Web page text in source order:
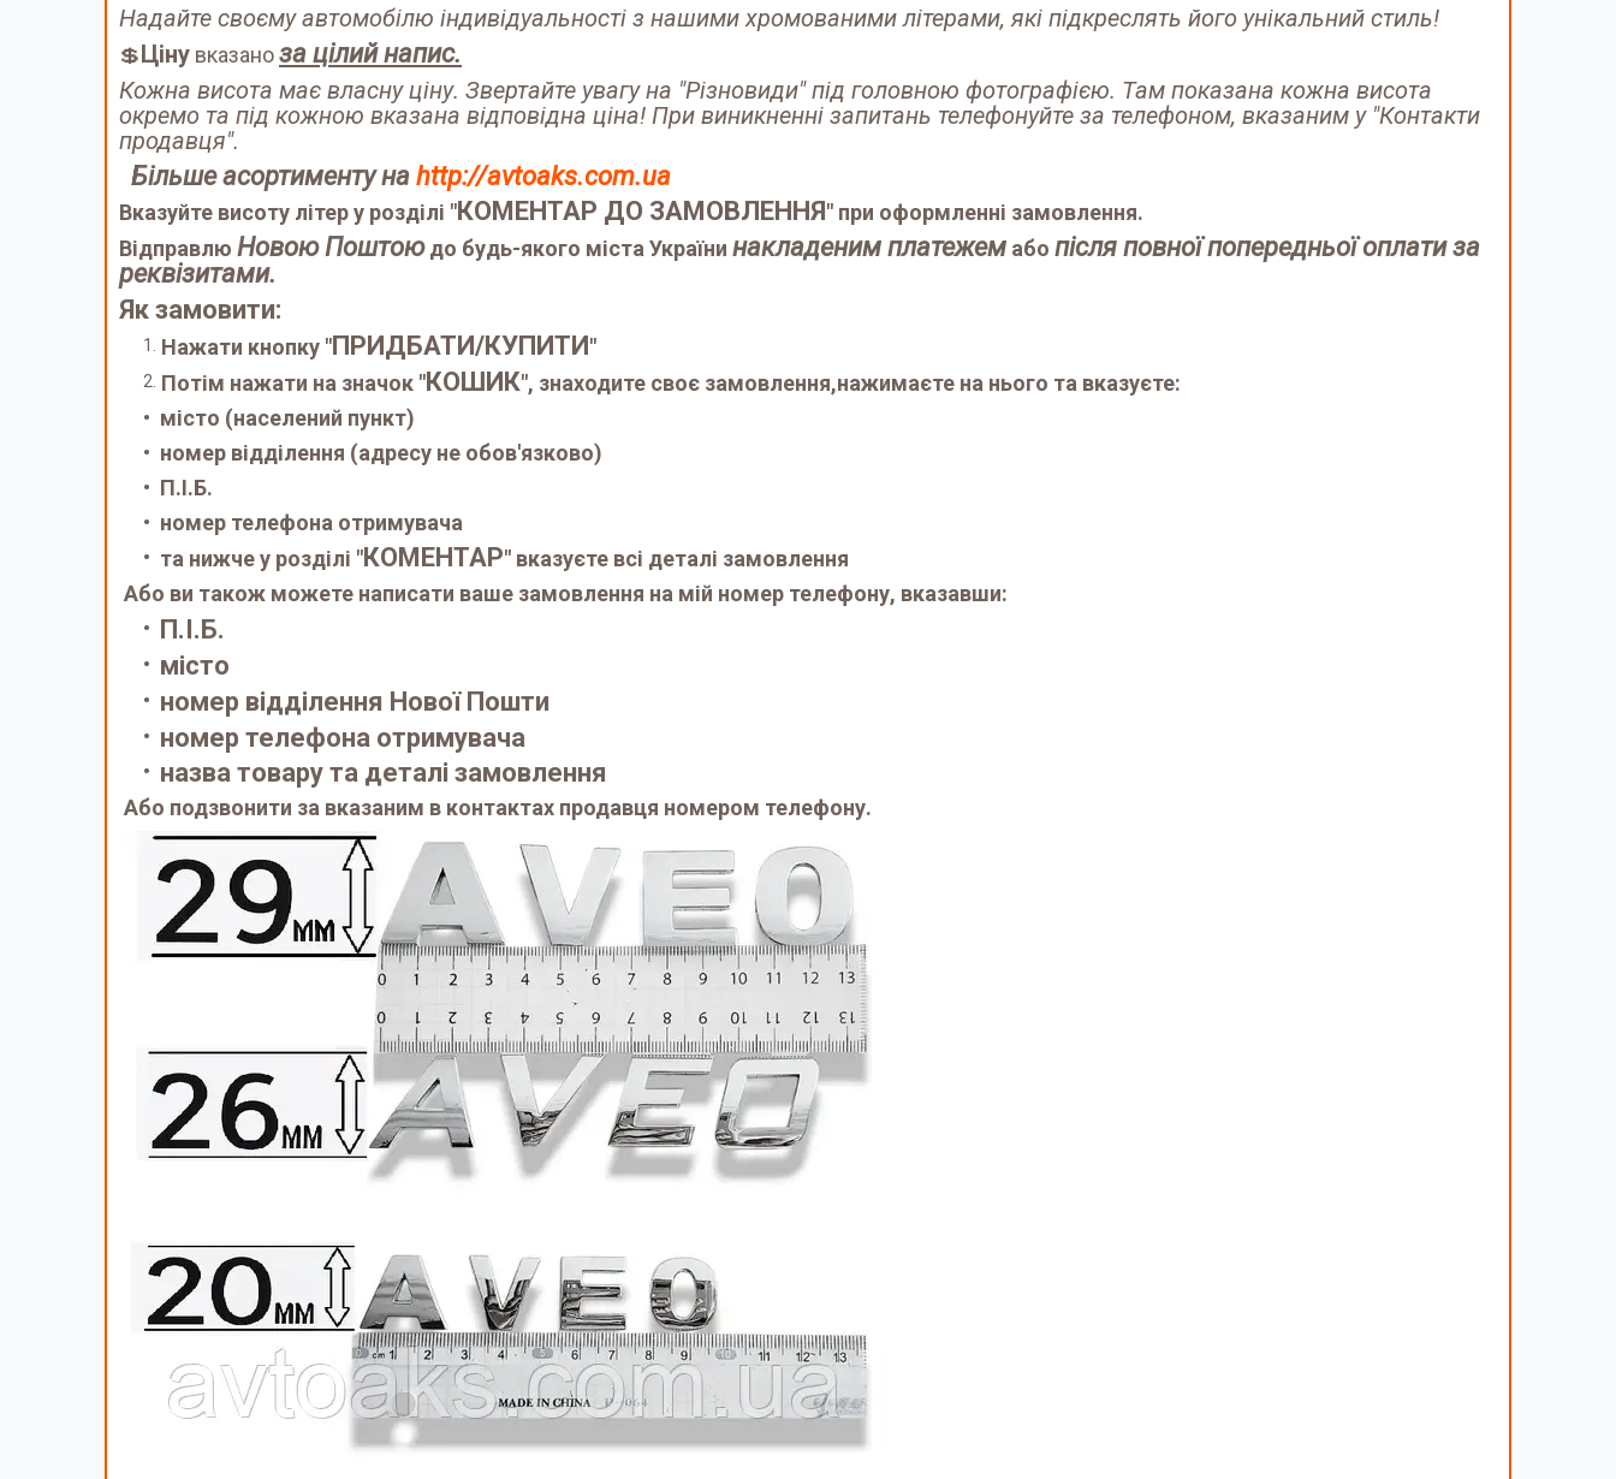
Надайте своєму автомобілю індивідуальності з нашими хромованими літерами, які підкреслять його унікальний стиль!
💲Ціну вказаноза цілий напис.
Кожна висота має власну ціну. Звертайте увагу на "Різновиди" під головною фотографією. Там показана кожна висота
окремо та під кожною вказана відповідна ціна! При виникненні запитань телефонуйте за телефоном, вказаним у "Контакти
продавця".
Більше асортименту на http://avtoaks.com.ua
Вказуйте висоту літер у розділі "КОМЕНТАР ДО ЗАМОВЛЕННЯ" при оформленні замовлення.
Відправлю Новою Поштоюдо будь-якого міста України накладеним платежем або після повної попередньої оплати за
реквізитами.
Як замовити:
Нажати кнопку "ПРИДБАТИ/КУПИТИ"
Потім нажати на значок "КОШИК", знаходите своє замовлення,нажимаєте на нього та вказуєте:
місто (населений пункт)
номер відділення (адресу не обов'язково)
П.І.Б.
номер телефона отримувача
та нижче у розділі "КОМЕНТАР" вказуєте всі деталі замовлення
Або ви також можете написати ваше замовлення на мій номер телефону, вказавши:
П.І.Б.
місто
номер відділення Нової Пошти
номер телефона отримувача
назва товару та деталі замовлення
Або подзвонити за вказаним в контактах продавця номером телефону.